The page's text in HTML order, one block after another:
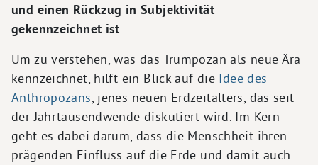
und einen Rückzug in Subjektivität
gekennzeichnet ist
Um zu verstehen, was das Trumpozän als neue Ära
kennzeichnet, hilft ein Blick auf die Idee des
Anthropozäns, jenes neuen Erdzeitalters, das seit
der Jahrtausendwende diskutiert wird. Im Kern
geht es dabei darum, dass die Menschheit ihren
prägenden Einfluss auf die Erde und damit auch